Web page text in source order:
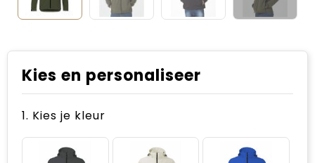
Kies en personaliseer
1. Kies je kleur